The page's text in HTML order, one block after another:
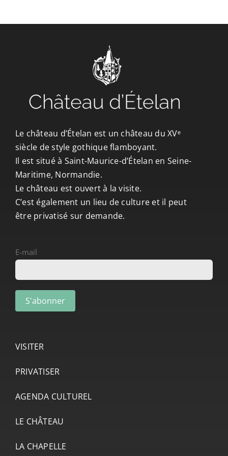
Le château d’Ételan est un château du XVᵉ
siècle de style gothique flamboyant.
Il est situé à Saint-Maurice-d’Ételan en Seine-
Maritime, Normandie.
Le château est ouvert à la visite.
C’est également un lieu de culture et il peut
être privatisé sur demande.
E-mail
VISITER
PRIVATISER
AGENDA CULTUREL
LE CHÂTEAU
LA CHAPELLE